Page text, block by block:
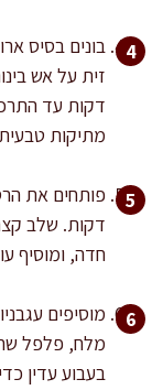
דקות עד
מתיקות
דקות. שלב
חדה, ומוסיף
מוסיפים
בעבוע עדין